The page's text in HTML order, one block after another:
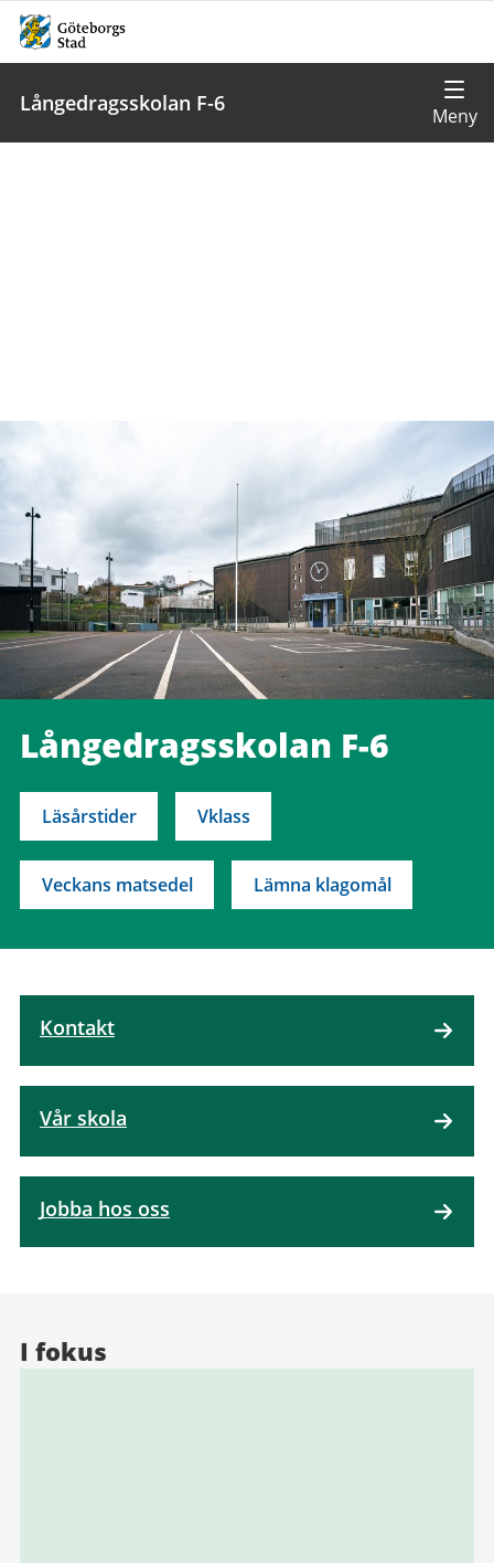
Långedragsskolan F-6
Långedragsskolan F-6
Läsårstider Vklass
Veckans matsedel Lämna klagomål
Kontakt
Vår skola
Jobba hos oss
I fokus